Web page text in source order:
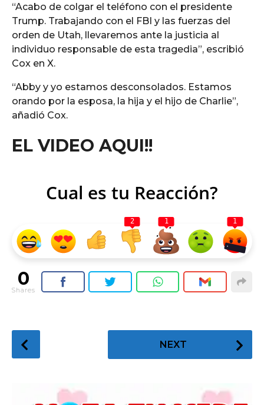
“Acabo de colgar el teléfono con el presidente
Trump. Trabajando con el FBI y las fuerzas del
orden de Utah, llevaremos ante la justicia al
individuo responsable de esta tragedia”, escribió
Cox en X.
“Abby y yo estamos desconsolados. Estamos
orando por la esposa, la hija y el hijo de Charlie”,
añadió Cox.
EL VIDEO AQUI!!
Cual es tu Reacción?
2 1 1
0
Shares
o
NEXT